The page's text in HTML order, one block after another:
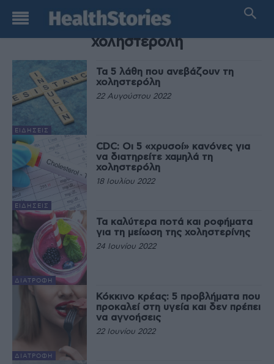
TAG
χοληστερόλη
ΕΙΔΉΣΕΙΣ
Τα 5 λάθη που ανεβάζουν τη
χοληστερόλη
22 Αυγούστου 2022
ΕΙΔΉΣΕΙΣ
CDC: Οι 5 «χρυσοί» κανόνες για
να διατηρείτε χαμηλά τη
χοληστερόλη
18 Ιουλίου 2022
ΔΙΑΤΡΟΦΉ
Τα καλύτερα ποτά και ροφήματα
για τη μείωση της χοληστερίνης
24 Ιουνίου 2022
ΔΙΑΤΡΟΦΉ
Κόκκινο κρέας: 5 προβλήματα που
προκαλεί στη υγεία και δεν πρέπει
να αγνοήσεις
22 Ιουνίου 2022